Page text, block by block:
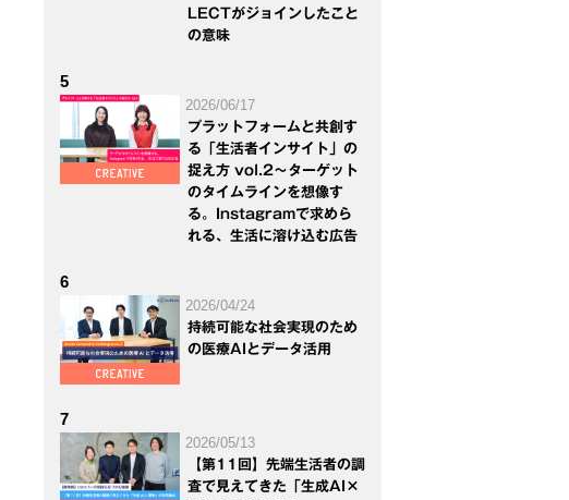
LECTがジョインしたこと
の意味
5
2026/06/17
プラットフォームと共創す
る「生活者インサイト」の
捉え方 vol.2～ターゲット
のタイムラインを想像す
る。Instagramで求めら
れる、生活に溶け込む広告
6
2026/04/24
持続可能な社会実現のため
の医療AIとデータ活用
7
2026/05/13
【第11回】先端生活者の調
査で見えてきた「生成AI×